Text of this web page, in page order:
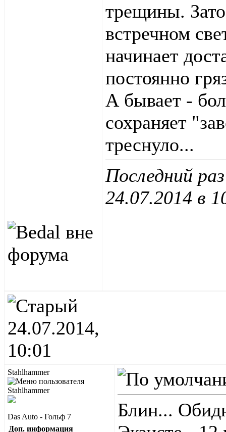
трещины.
встречном
начинает
постоянно
А бывает -
сохраняет
треснуло...
Последний
24.07.2014 в
24.07.2014,
10:01
Stahlhammer
Das Auto - Гольф 7
Доп. информация
Блин...